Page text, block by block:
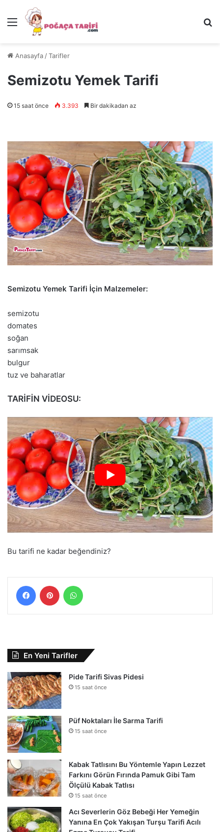
Menü
Anasayfa /Tarifler
Semizotu Yemek Tarifi
15 saat önce 3.393 Bir dakikadan az
Semizotu Yemek Tarifi İçin Malzemeler:
semizotu
domates
soğan
sarımsak
bulgur
tuz ve baharatlar
TARİFİN VİDEOSU:
Bu tarifi ne kadar beğendiniz?
FacebookPinterest
En Yeni Tarifler
Pide Tarifi Sivas Pidesi
15 saat önce
Püf Noktaları İle Sarma Tarifi
15 saat önce
Kabak Tatlısını Bu Yöntemle Yapın Lezzet
Farkını Görün Fırında Pamuk Gibi Tam
Ölçülü Kabak Tatlısı
15 saat önce
Acı Severlerin Göz Bebeği Her Yemeğin
Yanına En Çok Yakışan Turşu Tarifi Acılı